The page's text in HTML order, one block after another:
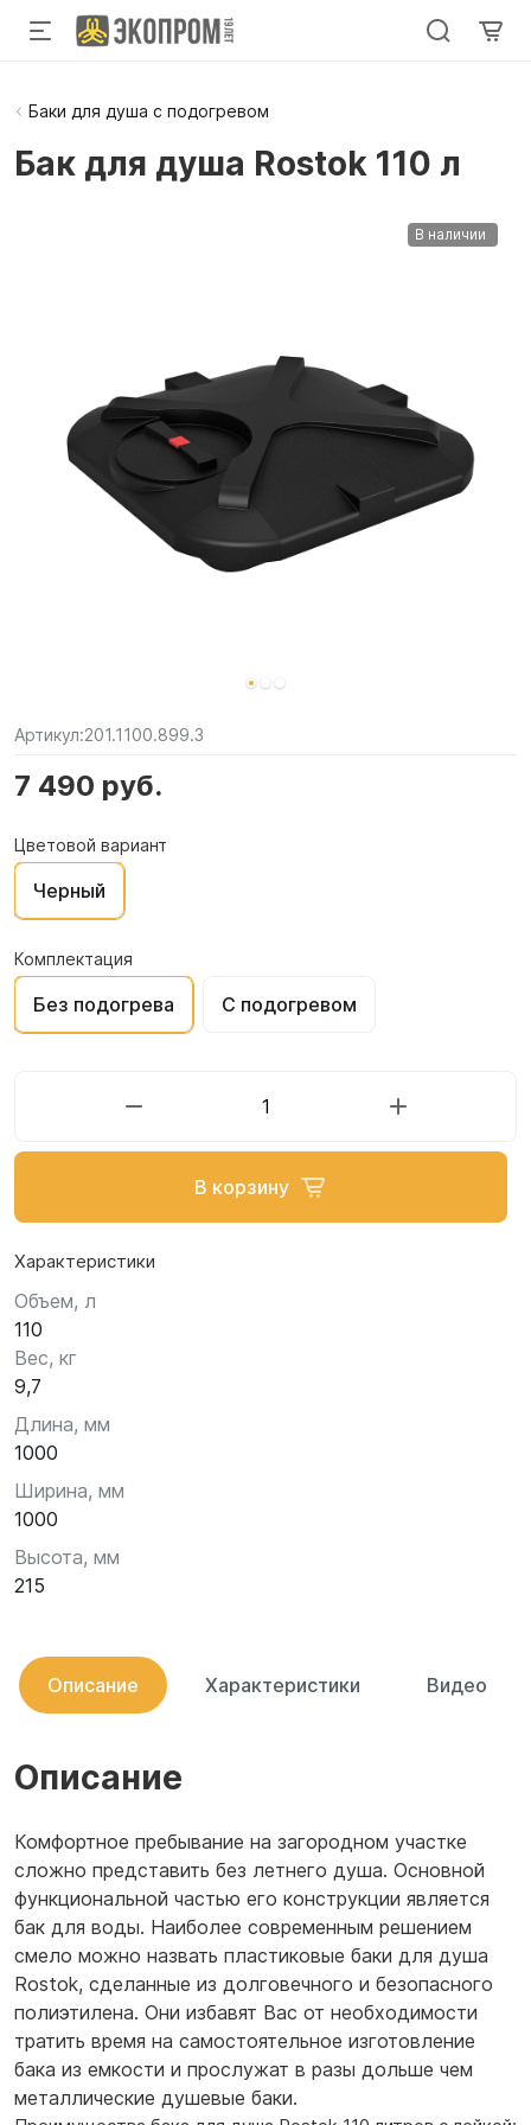
Баки для душа с подогревом
Бак для душа Rostok 110 л
В наличии
Артикул:201.1100.899.3
7 490 руб.
Цветовой вариант
Черный
Комплектация
Без подогрева С подогревом
В корзину
Характеристики
Объем, л
110
Вес, кг
9,7
Длина, мм
1000
Ширина, мм
1000
Высота, мм
215
Описание Характеристики Видео
Описание
Комфортное пребывание на загородном участке
сложно представить без летнего душа. Основной
функциональной частью его конструкции является
бак для воды. Наиболее современным решением
смело можно назвать пластиковые баки для душа
Rostok, сделанные из долговечного и безопасного
полиэтилена. Они избавят Вас от необходимости
тратить время на самостоятельное изготовление
бака из емкости и прослужат в разы дольше чем
металлические душевые баки.